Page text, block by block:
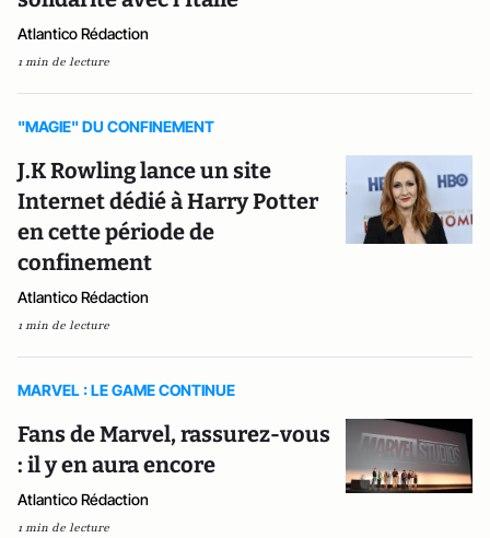
Atlantico Rédaction
1 min de lecture
"MAGIE" DU CONFINEMENT
J.K Rowling lance un site
Internet dédié à Harry Potter
en cette période de
confinement
Atlantico Rédaction
1 min de lecture
MARVEL : LE GAME CONTINUE
Fans de Marvel, rassurez-vous
: il y en aura encore
Atlantico Rédaction
1 min de lecture